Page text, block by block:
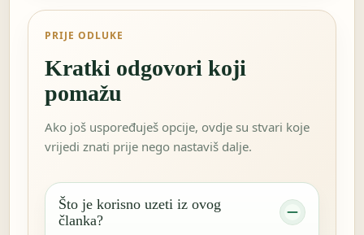
PRIJE ODLUKE
Kratki odgovori koji
pomažu
Ako još uspoređuješ opcije, ovdje su stvari koje
vrijedi znati prije nego nastaviš dalje.
Što je korisno uzeti iz ovog
članka?